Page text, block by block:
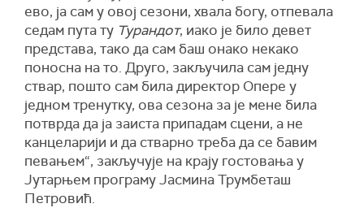
ево, ја сам у овој сезони, хвала богу, отпевала
седам пута ту Турандот, иако је било девет
представа, тако да сам баш онако некако
поносна на то. Друго, закључила сам једну
ствар, пошто сам била директор Опере у
једном тренутку, ова сезона за је мене била
потврда да ја заиста припадам сцени, а не
канцеларији и да стварно треба да се бавим
певањем“, закључује на крају гостовања у
Јутарњем програму Јасмина Трумбеташ
Петровић.